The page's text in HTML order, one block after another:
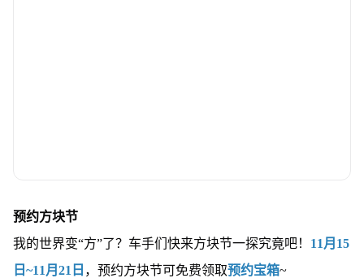
预约方块节
我的世界变“方”了？车手们快来方块节一探究竟吧！ 11月15
日~11月21日 ，预约方块节可免费领取预约宝箱~